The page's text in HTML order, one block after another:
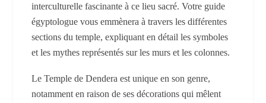
interculturelle fascinante à ce lieu sacré. Votre guide
égyptologue vous emmènera à travers les différentes
sections du temple, expliquant en détail les symboles
et les mythes représentés sur les murs et les colonnes.
Le Temple de Dendera est unique en son genre,
notamment en raison de ses décorations qui mêlent